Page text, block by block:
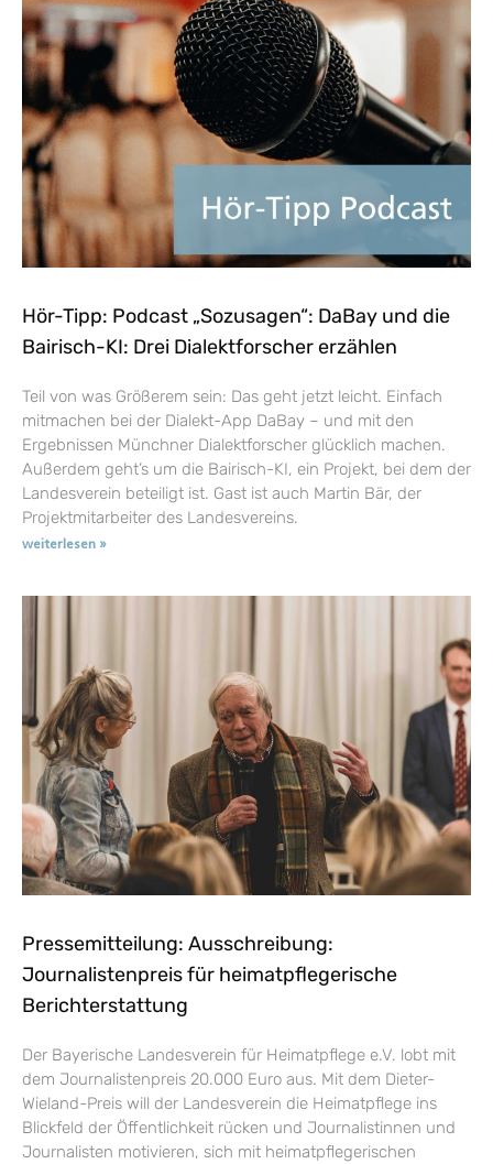
Hör-Tipp: Podcast „Sozusagen“: DaBay und die
Bairisch-KI: Drei Dialektforscher erzählen
Teil von was Größerem sein: Das geht jetzt leicht. Einfach
mitmachen bei der Dialekt-App DaBay – und mit den
Ergebnissen Münchner Dialektforscher glücklich machen.
Außerdem geht’s um die Bairisch-KI, ein Projekt, bei dem der
Landesverein beteiligt ist. Gast ist auch Martin Bär, der
Projektmitarbeiter des Landesvereins.
weiterlesen »
Pressemitteilung: Ausschreibung:
Journalistenpreis für heimatpflegerische
Berichterstattung
Der Bayerische Landesverein für Heimatpflege e.V. lobt mit
dem Journalistenpreis 20.000 Euro aus. Mit dem Dieter-
Wieland-Preis will der Landesverein die Heimatpflege ins
Blickfeld der Öffentlichkeit rücken und Journalistinnen und
Journalisten motivieren, sich mit heimatpflegerischen